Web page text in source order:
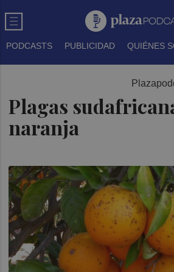
PODCASTS PUBLICIDAD QUIÉNES
Plagas
naranja